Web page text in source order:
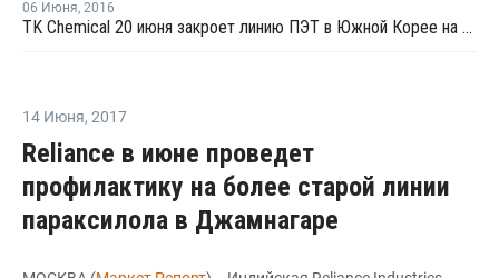
06 Июня, 2016
TK Chemical 20 июня закроет линию ПЭТ в Южной Корее на профилактику
14 Июня, 2017
Reliance в июне проведет
профилактику на более старой линии
параксилола в Джамнагаре